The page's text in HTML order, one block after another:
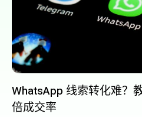
WhatsApp 线索转化难？
倍成交率